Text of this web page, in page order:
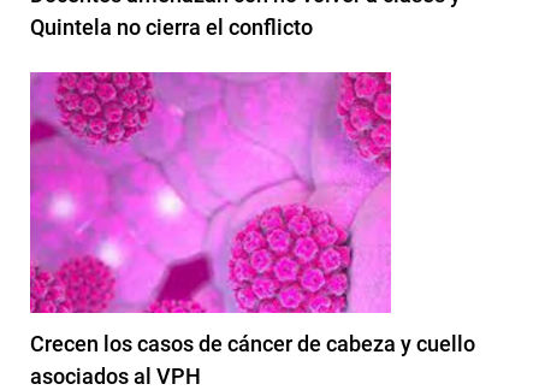
Quintela no cierra el conflicto
Crecen los casos de cáncer de cabeza y cuello
asociados al VPH